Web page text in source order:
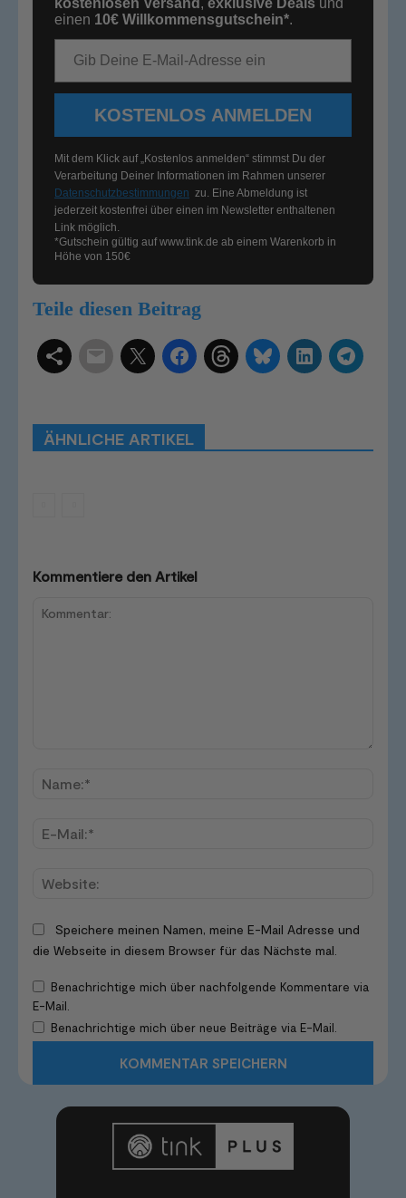
kostenlosen Versand , exklusive Deals und
einen 10€ Willkommensgutschein*.
KOSTENLOS ANMELDEN
Mit dem Klick auf „Kostenlos anmelden“ stimmst Du der
Verarbeitung Deiner Informationen im Rahmen unserer
Datenschutzbestimmungen zu. Eine Abmeldung ist
jederzeit kostenfrei über einen im Newsletter enthaltenen
Link möglich.
*Gutschein gültig aufwww.tink.de ab einem Warenkorb in
Höhe von 150€
Teile diesen Beitrag
ÄHNLICHE ARTIKEL
Kommentiere den Artikel
Speichere meinen Namen, meine E-Mail Adresse und
die Webseite in diesem Browser für das Nächste mal.
Benachrichtige mich über nachfolgende Kommentare via
E-Mail.
Benachrichtige mich über neue Beiträge via E-Mail.